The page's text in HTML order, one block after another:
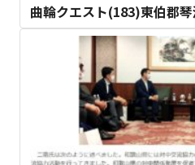
曲輪クエスト(183)東伯郡